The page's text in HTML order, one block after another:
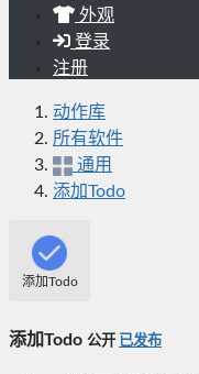
外观
登录
注册
动作库
所有软件
通用
添加Todo
添加Todo
添加Todo 公开 已发布